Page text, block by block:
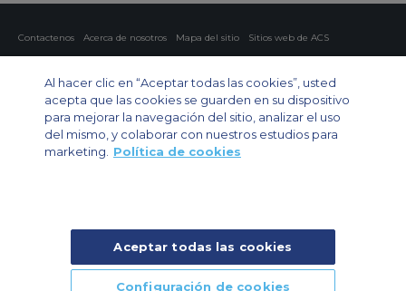
Contactenos Acerca de nosotros Mapa del sitio
Sitios web de ACS
Chárter privado
Chárter para grupos Chárter de carga Guía de aviones
Private Charter App
© 2024 Air Charter Service | Rua Funchal, 411 5 andar sala 13, Vila
Olimpia, Sao Paulo-SP Brasil, CEP 04551-060, Brazil, South America |
Chárter Privado +55 1135860500 | Chárter de Carga +55 1140821150 |
Al hacer clic en “Aceptar todas las cookies”, usted
acepta que las cookies se guarden en su dispositivo
para mejorar la navegación del sitio, analizar el uso
del mismo, y colaborar con nuestros estudios para
marketing.
Política de cookies
Aceptar todas las cookies
Configuración de cookies